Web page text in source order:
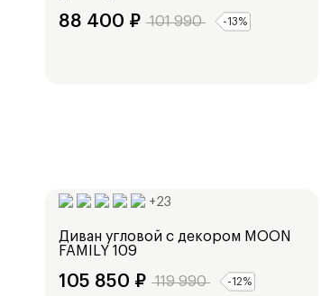
88 400 ₽ 101 990 -13%
+23
Диван угловой с декором MOON
FAMILY 109
105 850 ₽ 119 990 -12%